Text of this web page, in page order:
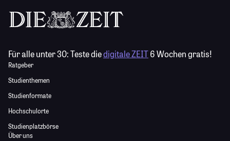
Für alle unter 30:Teste diedigitale ZEIT6 Wochen gratis!
Ratgeber
Studienthemen
Studienformate
Hochschulorte
Studienplatzbörse
Über uns